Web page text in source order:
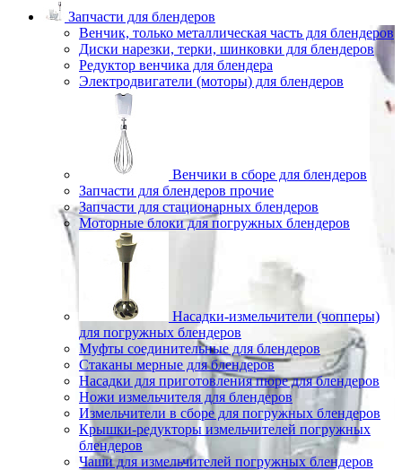
Запчасти для блендеров
Венчик, только металлическая часть для блендеров
Диски нарезки, терки, шинковки для блендеров
Редуктор венчика для блендера
Электродвигатели (моторы) для блендеров
Венчики в сборе для блендеров
Запчасти для блендеров прочие
Запчасти для стационарных блендеров
Моторные блоки для погружных блендеров
Насадки-измельчители (чопперы)
для погружных блендеров
Муфты соединительные для блендеров
Стаканы мерные для блендеров
Насадки для приготовления пюре для блендеров
Ножи измельчителя для блендеров
Измельчители в сборе для погружных блендеров
Крышки-редукторы измельчителей погружных
блендеров
Чаши для измельчителей погружных блендеров